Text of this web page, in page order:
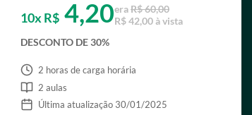
10x R$ 4,20eraR$ 60,00
R$ 42,00 à vista
DESCONTO DE 30%
2 horas de carga horária
2 aulas
Última atualização 30/01/2025